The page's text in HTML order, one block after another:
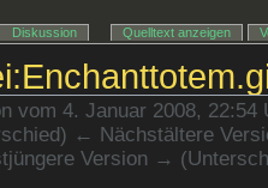
vom 4. Januar 2008, 22:54
← Nächstältere
Version →
Diskussion Quelltext anzeigen